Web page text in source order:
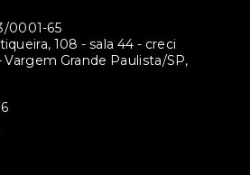
0001-65
108 - sala 44 - creci
Grande Paulista/SP,